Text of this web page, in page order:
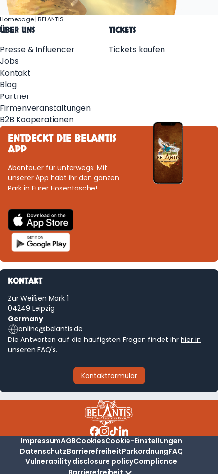
Homepage | BELANTIS
ÜBER UNS
Presse & Influencer
Jobs
Kontakt
Blog
Partner
Firmenveranstaltungen
B2B Kooperationen
TICKETS
Tickets kaufen
ENTDECKT DIE BELANTIS
APP
Abenteuer für unterwegs: Mit
unserer App habt ihr den ganzen
Park in Eurer Hosentasche!
KONTAKT
Zur Weißen Mark 1
04249 Leipzig
Germany
online@belantis.de
Die Antworten auf die häufigsten Fragen findet ihr hier in
unseren FAQ's.
Kontaktformular
ImpressumAGBCookiesCookie-Einstellungen
DatenschutzBarrierefreiheitParkordnungFAQ
Vulnerability disclosure policyCompliance